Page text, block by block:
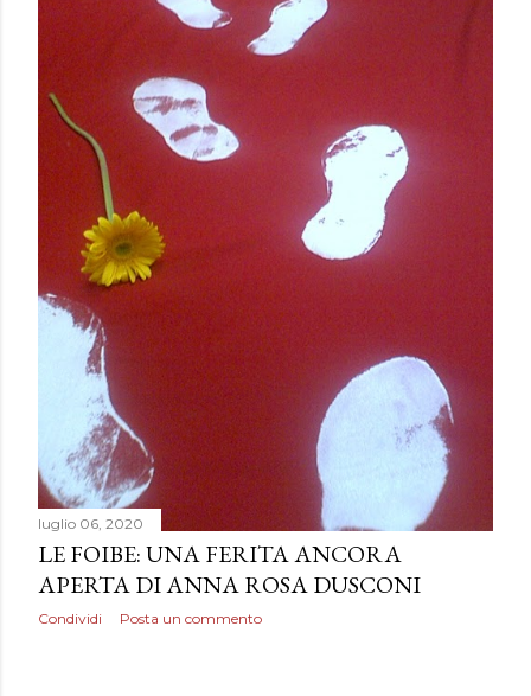
luglio 06, 2020
LE FOIBE: UNA FERITA ANCORA
APERTA DI ANNA ROSA DUSCONI
Condividi Posta un commento